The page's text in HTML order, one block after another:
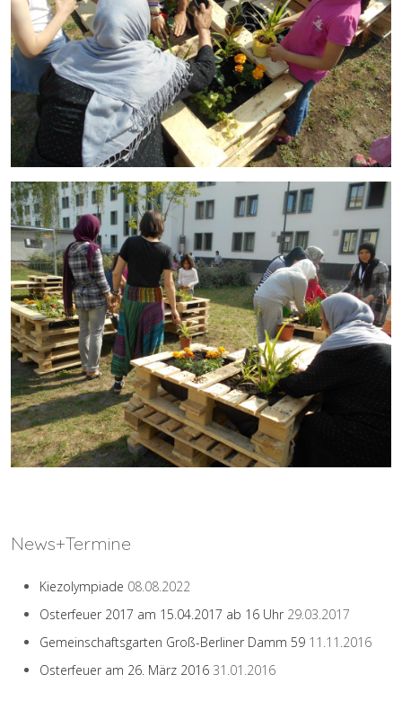
News+Termine
Kiezolympiade 08.08.2022
Osterfeuer 2017 am 15.04.2017 ab 16 Uhr 29.03.2017
Gemeinschaftsgarten Groß-Berliner Damm 59 11.11.2016
Osterfeuer am 26. März 2016 31.01.2016